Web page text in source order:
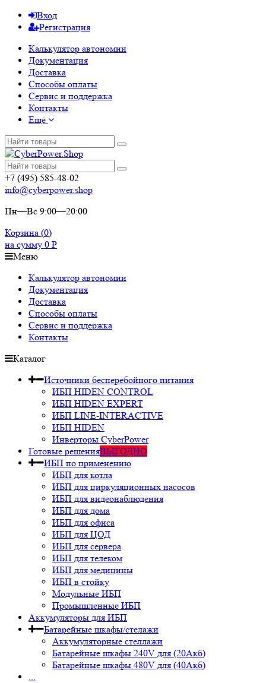
Вход
Регистрация
Калькулятор автономии
Документация
Доставка
Способы оплаты
Сервис и поддержка
Контакты
Ещё
+7 (495) 585-48-02
info@cyberpower.shop
Пн—Вс 9:00—20:00
Корзина (0)
на сумму 0 Р
Меню
Калькулятор автономии
Документация
Доставка
Способы оплаты
Сервис и поддержка
Контакты
Каталог
Источники бесперебойного питания
ИБП HIDEN CONTROL
ИБП HIDEN EXPERT
ИБП LINE-INTERACTIVE
ИБП HIDEN
Инверторы CyberPower
Готовые решенияВЫГОДНО
ИБП по применению
ИБП для котла
ИБП для циркуляционных насосов
ИБП для видеонаблюдения
ИБП для дома
ИБП для офиса
ИБП для ЦОД
ИБП для сервера
ИБП для телеком
ИБП для медицины
ИБП в стойку
Модульные ИБП
Промышленные ИБП
Аккумуляторы для ИБП
Батарейные шкафы/стелажи
Аккумуляторные стеллажи
Батарейные шкафы 240V для (20Акб)
Батарейные шкафы 480V для (40Акб)
...